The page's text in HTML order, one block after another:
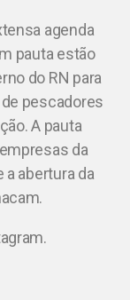
agenda
pauta estão
do RN para
pescadores
A pauta
da
a abertura da